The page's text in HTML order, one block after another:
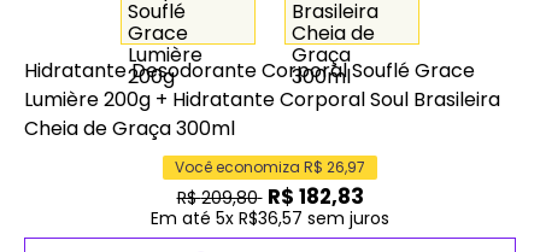
Hidratante Desodorante Corporal Souflé Grace
Lumière 200g + Hidratante Corporal Soul Brasileira
Cheia de Graça 300ml
Você economiza R$ 26,97
R$209,80 R$ 182,83
Em até 5x R$36,57 sem juros